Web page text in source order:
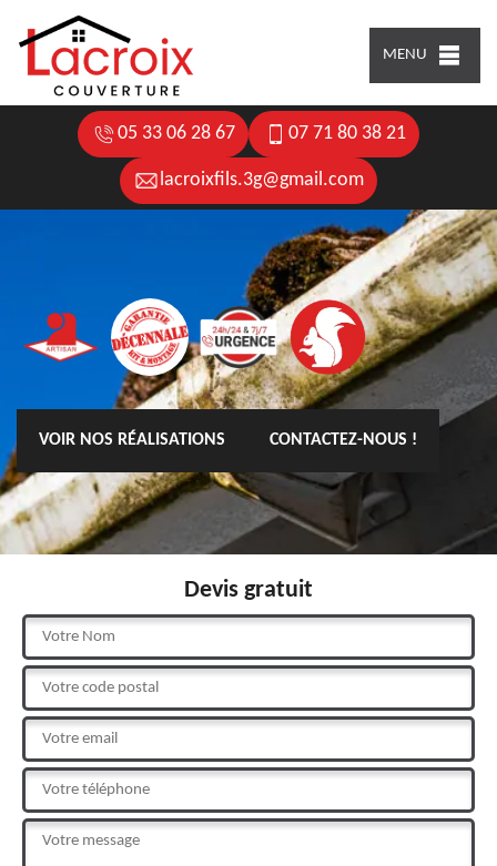
MENU
05 33 06 28 67 07 71 80 38 21
lacroixfils.3g@gmail.com
VOIR NOS RÉALISATIONS CONTACTEZ-NOUS !
Devis gratuit